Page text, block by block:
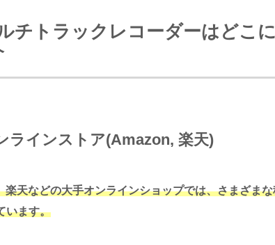
チトラックレコーダーはどこ
ラインストア(Amazon, 楽天)
天などの大手オンラインショップでは、さまざま
います。